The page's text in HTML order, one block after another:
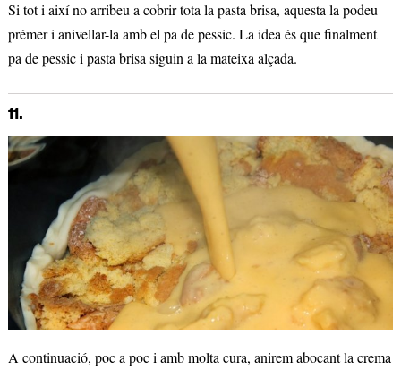
Si tot i així no arribeu a cobrir tota la pasta brisa, aquesta la podeu
prémer i anivellar-la amb el pa de pessic. La idea és que finalment
pa de pessic i pasta brisa siguin a la mateixa alçada.
11.
A continuació, poc a poc i amb molta cura, anirem abocant la crema